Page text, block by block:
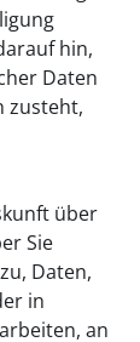
hin,
Daten
zusteht,
über
Sie
Daten,
in
an